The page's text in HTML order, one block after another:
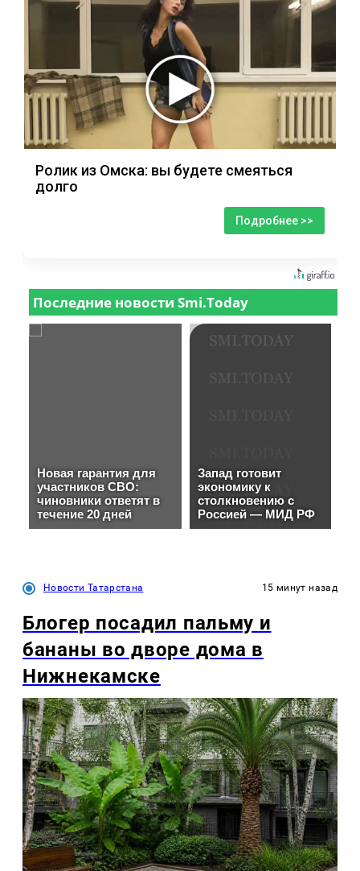
Ролик из Омска: вы будете смеяться
долго
Подробнее >>
Новости Татарстана 15 минут назад
Блогер посадил пальму и
бананы во дворе дома в
Нижнекамске